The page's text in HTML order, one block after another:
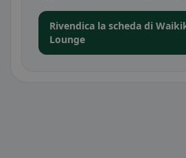
Rivendica la scheda di
Lounge